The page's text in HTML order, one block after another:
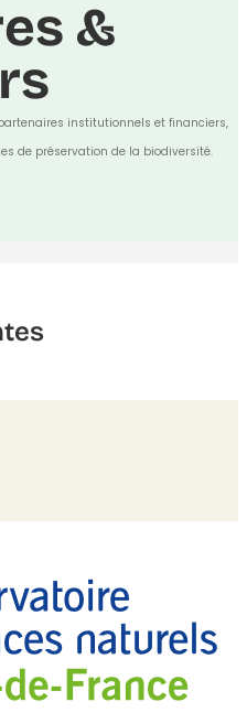
&
institutionnels et financiers,
de préservation de la biodiversité.